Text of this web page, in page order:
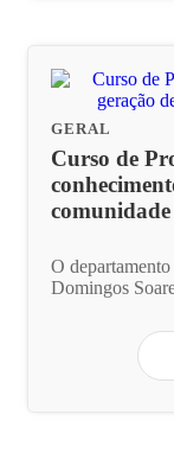
GERAL
Curso de
O
Domingos